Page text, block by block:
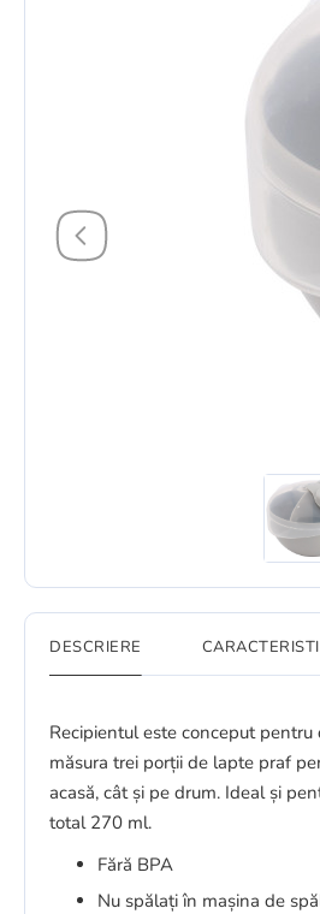
DESCRIERE
Recipientul este conceput
măsura trei porții de lapte praf
acasă, cât și pe drum. Ideal și
total 270 ml.
Fără BPA
Nu spălați în mașina de